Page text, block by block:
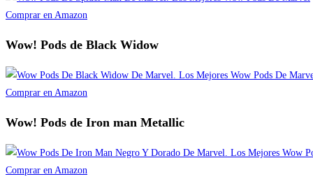
Comprar en Amazon
Wow! Pods de Black Widow
Comprar en Amazon
Wow! Pods de Iron man Metallic
Comprar en Amazon